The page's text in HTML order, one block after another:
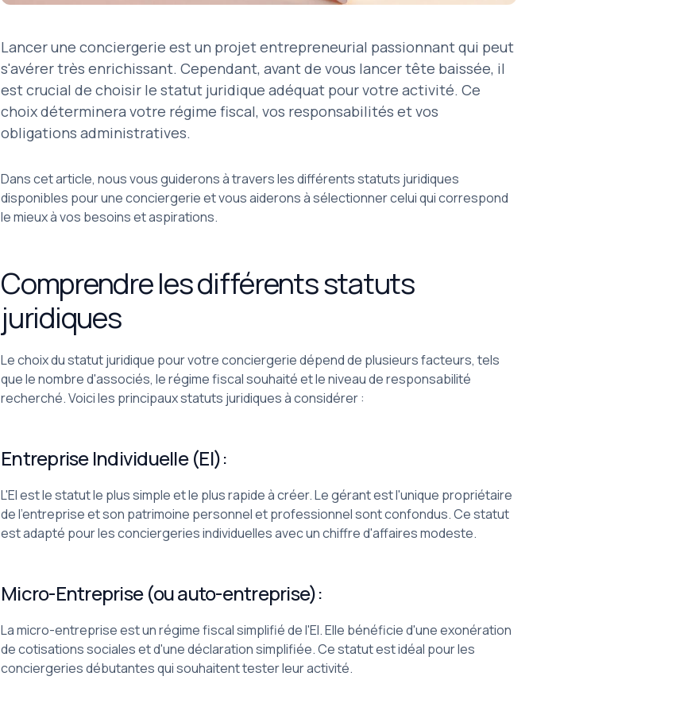
Lancer une conciergerie est un projet entrepreneurial passionnant qui peut
s'avérer très enrichissant. Cependant, avant de vous lancer tête baissée, il
est crucial de choisir le statut juridique adéquat pour votre activité. Ce
choix déterminera votre régime fiscal, vos responsabilités et vos
obligations administratives.
Dans cet article, nous vous guiderons à travers les différents statuts juridiques
disponibles pour une conciergerie et vous aiderons à sélectionner celui qui correspond
le mieux à vos besoins et aspirations.
Comprendre les différents statuts
juridiques
Le choix du statut juridique pour votre conciergerie dépend de plusieurs facteurs, tels
que le nombre d'associés, le régime fiscal souhaité et le niveau de responsabilité
recherché. Voici les principaux statuts juridiques à considérer :
Entreprise Individuelle (EI):
L'EI est le statut le plus simple et le plus rapide à créer. Le gérant est l'unique propriétaire
de l'entreprise et son patrimoine personnel et professionnel sont confondus. Ce statut
est adapté pour les conciergeries individuelles avec un chiffre d'affaires modeste.
Micro-Entreprise (ou auto-entreprise):
La micro-entreprise est un régime fiscal simplifié de l'EI. Elle bénéficie d'une exonération
de cotisations sociales et d'une déclaration simplifiée. Ce statut est idéal pour les
conciergeries débutantes qui souhaitent tester leur activité.